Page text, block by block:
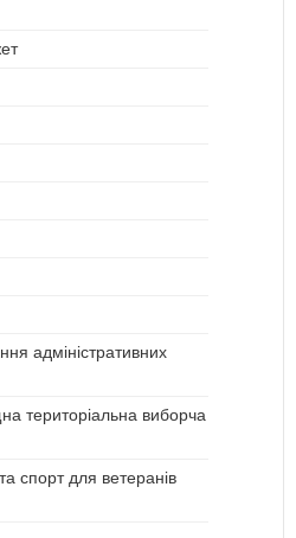
адміністративних
територіальна виборча
спорт для ветеранів